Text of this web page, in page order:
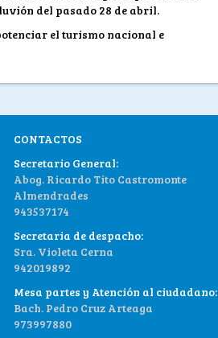
del pasado 28 de abril.
el turismo nacional e
CONTACTOS
Secretario General:
Abog. Ricardo Tito Castromonte
Almendrades
943537174
Secretaria de despacho:
Sra. Violeta Cerna
942019892
Mesa partes y Atención al ciudadano:
Bach. Pedro Cruz Arteaga
973997880